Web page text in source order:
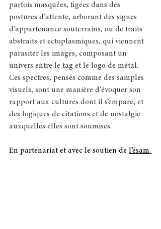
parfois masquées, figées dans des
postures d’attente, arborant des signes
d’appartenance souterrains, ou de traits
abstraits et ectoplasmiques, qui viennent
parasiter les images, composant un
univers entre le tag et le logo de métal.
Ces spectres, pensés comme des samples
visuels, sont une manière d'évoquer son
rapport aux cultures dont il s’empare, et
des logiques de citations et de nostalgie
auxquelles elles sont soumises.
En partenariat et avec le soutien de l’ésam